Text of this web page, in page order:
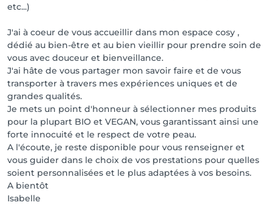
etc...)
J'ai à coeur de vous accueillir dans mon espace cosy ,
dédié au bien-être et au bien vieillir pour prendre soin de
vous avec douceur et bienveillance.
J'ai hâte de vous partager mon savoir faire et de vous
transporter à travers mes expériences uniques et de
grandes qualités.
Je mets un point d'honneur à sélectionner mes produits
pour la plupart BIO et VEGAN, vous garantissant ainsi une
forte innocuité et le respect de votre peau.
A l'écoute, je reste disponible pour vous renseigner et
vous guider dans le choix de vos prestations pour quelles
soient personnalisées et le plus adaptées à vos besoins.
A bientôt
Isabelle